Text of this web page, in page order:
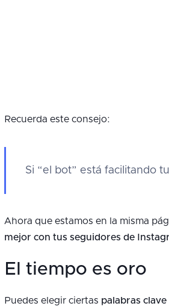
Recuerda este consejo:
Si “el bot” está facilitando
Ahora que estamos en la misma
mejor con tus seguidores de
El tiempo es oro
Puedes elegir ciertas palabras